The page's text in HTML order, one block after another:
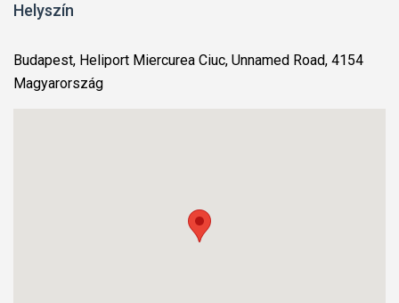
Helyszín
Budapest, Heliport Miercurea Ciuc, Unnamed Road, 4154
Magyarország